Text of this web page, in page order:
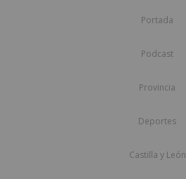
Portada
Podcast
Provincia
Deportes
Castilla y León